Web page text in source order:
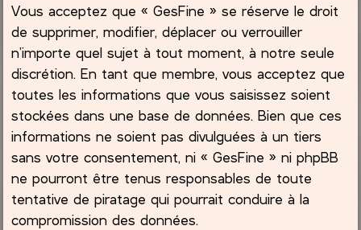
Vous acceptez que « GesFine » se réserve le droit
de supprimer, modifier, déplacer ou verrouiller
n’importe quel sujet à tout moment, à notre seule
discrétion. En tant que membre, vous acceptez que
toutes les informations que vous saisissez soient
stockées dans une base de données. Bien que ces
informations ne soient pas divulguées à un tiers
sans votre consentement, ni « GesFine » ni phpBB
ne pourront être tenus responsables de toute
tentative de piratage qui pourrait conduire à la
compromission des données.